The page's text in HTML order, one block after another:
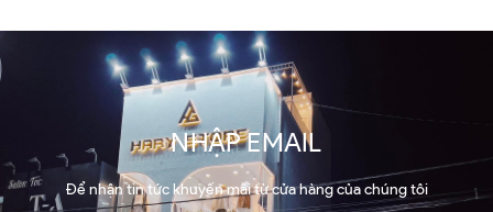
NHẬP EMAIL
Để nhận tin tức khuyến mãi từ cửa hàng của chúng tôi